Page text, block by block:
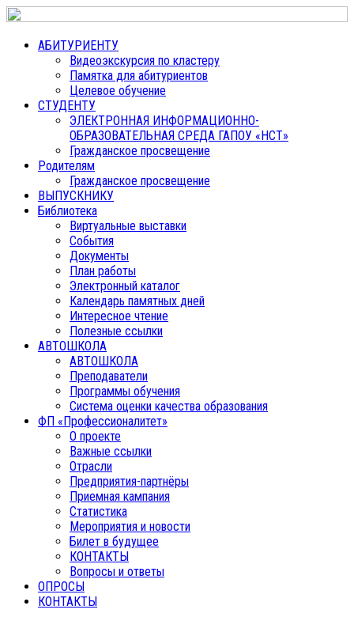
АБИТУРИЕНТУ
Видеоэкскурсия по кластеру
Памятка для абитуриентов
Целевое обучение
СТУДЕНТУ
ЭЛЕКТРОННАЯ ИНФОРМАЦИОННО-
ОБРАЗОВАТЕЛЬНАЯ СРЕДА ГАПОУ «НСТ»
Гражданское просвещение
Родителям
Гражданское просвещение
ВЫПУСКНИКУ
Библиотека
Виртуальные выставки
События
Документы
План работы
Электронный каталог
Календарь памятных дней
Интересное чтение
Полезные ссылки
АВТОШКОЛА
АВТОШКОЛА
Преподаватели
Программы обучения
Система оценки качества образования
ФП «Профессионалитет»
О проекте
Важные ссылки
Отрасли
Предприятия-партнёры
Приемная кампания
Статистика
Мероприятия и новости
Билет в будущее
КОНТАКТЫ
Вопросы и ответы
ОПРОСЫ
КОНТАКТЫ